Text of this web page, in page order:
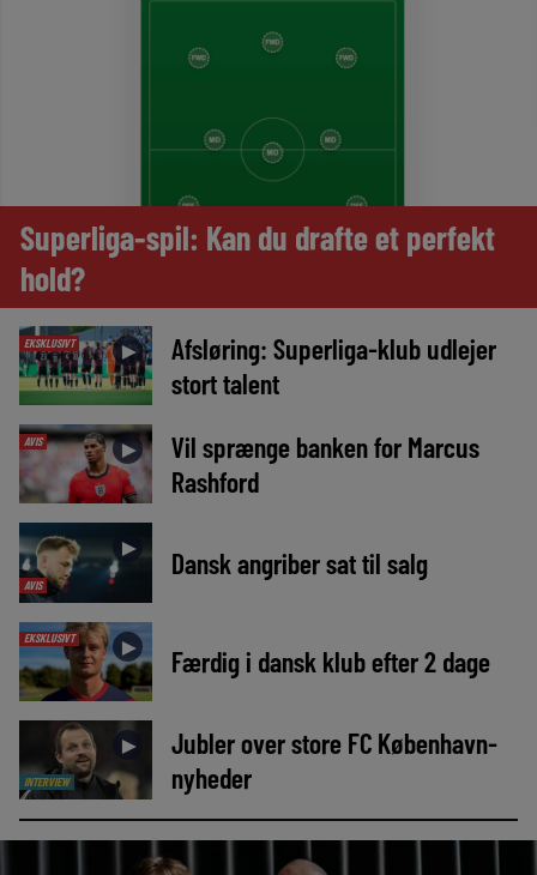
Superliga-spil: Kan du drafte et perfekt
hold?
EKSKLUSIVT ►
Afsløring: Superliga-klub udlejer
stort talent
AVIS ►
Vil sprænge banken for Marcus
Rashford
AVIS
► Dansk angriber sat til salg
EKSKLUSIVT ► Færdig i dansk klub efter 2 dage
INTERVIEW
►
Jubler over store FC København-
nyheder